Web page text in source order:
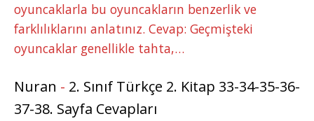
oyuncaklarla bu oyuncakların benzerlik ve
farklılıklarını anlatınız. Cevap: Geçmişteki
oyuncaklar genellikle tahta,…
Nuran - 2. Sınıf Türkçe 2. Kitap 33-34-35-36-
37-38. Sayfa Cevapları